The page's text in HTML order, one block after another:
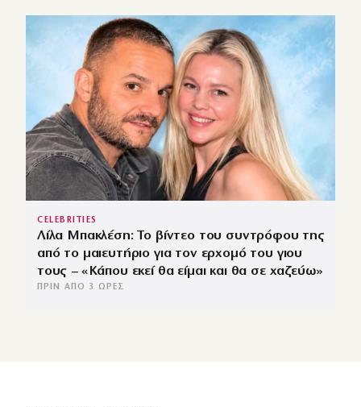
CELEBRITIES
Λίλα Μπακλέση: Το βίντεο του συντρόφου της
από το μαιευτήριο για τον ερχομό του γιου
τους – «Κάπου εκεί θα είμαι και θα σε χαζεύω»
ΠΡΙΝ ΑΠΌ 3 ΏΡΕΣ